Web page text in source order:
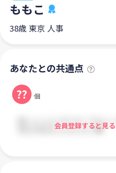
ももこ
38歳 東京 人事
あなたとの共通点
?? 個
会員登録すると見